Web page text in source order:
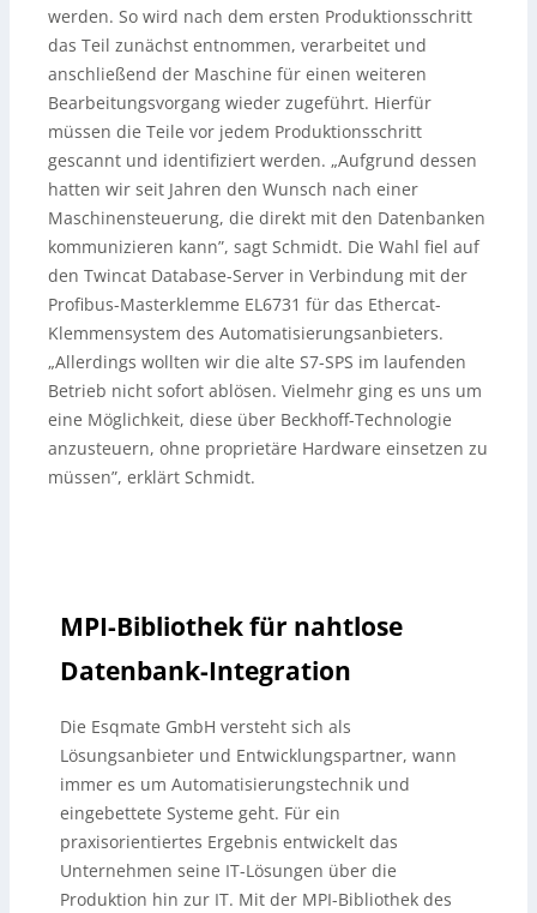
werden. So wird nach dem ersten Produktionsschritt
das Teil zunächst entnommen, verarbeitet und
anschließend der Maschine für einen weiteren
Bearbeitungsvorgang wieder zugeführt. Hierfür
müssen die Teile vor jedem Produktionsschritt
gescannt und identifiziert werden. „Aufgrund dessen
hatten wir seit Jahren den Wunsch nach einer
Maschinensteuerung, die direkt mit den Datenbanken
kommunizieren kann”, sagt Schmidt. Die Wahl fiel auf
den Twincat Database-Server in Verbindung mit der
Profibus-Masterklemme EL6731 für das Ethercat-
Klemmensystem des Automatisierungsanbieters.
„Allerdings wollten wir die alte S7-SPS im laufenden
Betrieb nicht sofort ablösen. Vielmehr ging es uns um
eine Möglichkeit, diese über Beckhoff-Technologie
anzusteuern, ohne proprietäre Hardware einsetzen zu
müssen”, erklärt Schmidt.
MPI-Bibliothek für nahtlose
Datenbank-Integration
Die Esqmate GmbH versteht sich als
Lösungsanbieter und Entwicklungspartner, wann
immer es um Automatisierungstechnik und
eingebettete Systeme geht. Für ein
praxisorientiertes Ergebnis entwickelt das
Unternehmen seine IT-Lösungen über die
Produktion hin zur IT. Mit der MPI-Bibliothek des